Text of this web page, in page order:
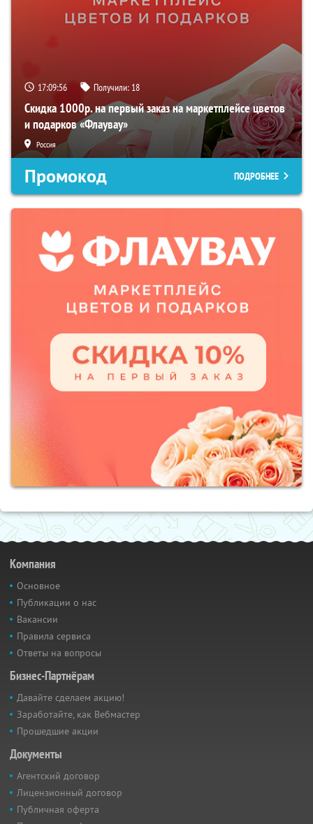
17:09:54 Получили: 18
Скидка 1000р. на первый заказ на маркетплейсе цветов
и подарков «Флаувау»
Россия
Промокод ПОДРОБНЕЕ
Компания
Основное
Публикации о нас
Вакансии
Правила сервиса
Ответы на вопросы
Бизнес-Партнёрам
Давайте сделаем акцию!
Заработайте, как Вебмастер
Прошедшие акции
Документы
Агентский договор
Лицензионный договор
Публичная оферта